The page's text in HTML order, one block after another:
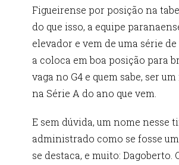
Figueirense por posição na
do que isso, a equipe
elevador e vem de uma série
a coloca em boa posição para
vaga no G4 e quem sabe, ser
na Série A do ano que vem.
E sem dúvida, um nome nesse
administrado como se fosse
se destaca, e muito: Dagoberto.